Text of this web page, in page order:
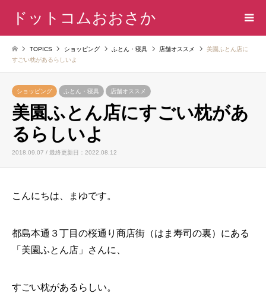
ドットコムおおさか
TOPICS ショッピング ふとん・寝具 店舗オススメ
美園ふとん店に
すごい枕があるらしいよ
ショッピング ふとん・寝具 店舗オススメ
美園ふとん店にすごい枕があ
るらしいよ
2018.09.07 / 最終更新日：2022.08.12
こんにちは、まゆです。
都島本通３丁目の桜通り商店街（はま寿司の裏）にある
「美園ふとん店」さんに、
すごい枕があるらしい。